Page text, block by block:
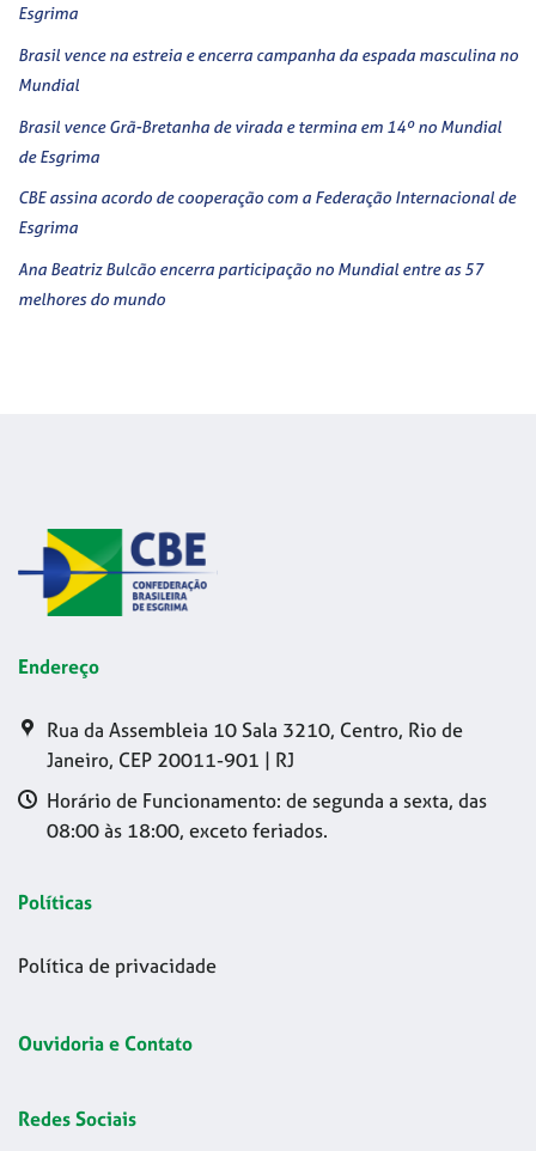
Esgrima
Brasil vence na estreia e encerra campanha da espada masculina no
Mundial
Brasil vence Grã-Bretanha de virada e termina em 14º no Mundial
de Esgrima
CBE assina acordo de cooperação com a Federação Internacional de
Esgrima
Ana Beatriz Bulcão encerra participação no Mundial entre as 57
melhores do mundo
Endereço
Rua da Assembleia 10 Sala 3210, Centro, Rio de
Janeiro, CEP 20011-901 | RJ
Horário de Funcionamento: de segunda a sexta, das
08:00 às 18:00, exceto feriados.
Políticas
Política de privacidade
Ouvidoria e Contato
Redes Sociais